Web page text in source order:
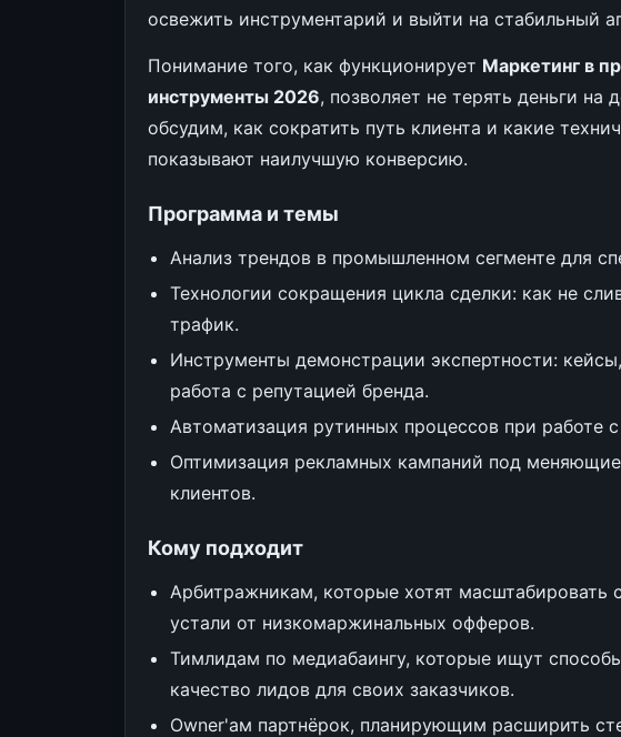
освежить инструментарий и выйти на стабильный
Понимание того, как функционирует Маркетинг в
инструменты 2026, позволяет не терять деньги на
обсудим, как сократить путь клиента и какие
показывают наилучшую конверсию.
Программа и темы
Анализ трендов в промышленном сегменте для
Технологии сокращения цикла сделки: как не
трафик.
Инструменты демонстрации экспертности:
работа с репутацией бренда.
Автоматизация рутинных процессов при работе
Оптимизация рекламных кампаний под
клиентов.
Кому подходит
Арбитражникам, которые хотят масштабировать
устали от низкомаржинальных офферов.
Тимлидам по медиабаингу, которые ищут
качество лидов для своих заказчиков.
Owner'ам партнёрок, планирующим расширить